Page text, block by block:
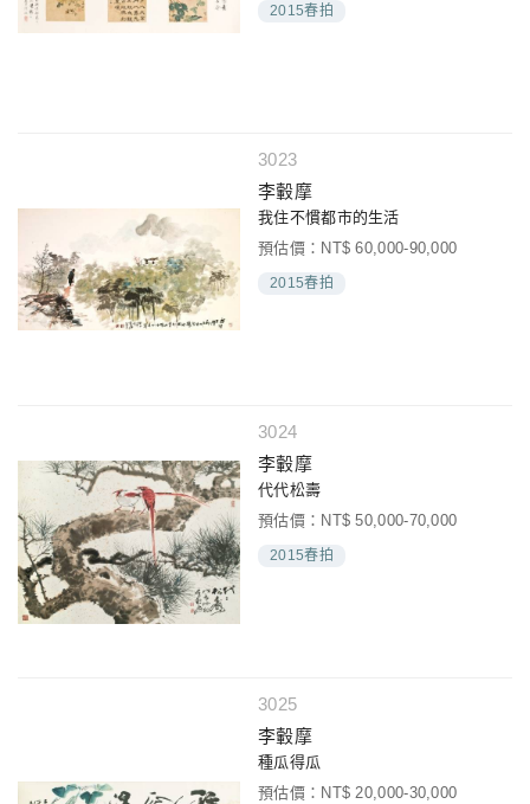
2015春拍
3023
李轂摩
我住不慣都市的生活
預估價：NT$ 60,000-90,000
2015春拍
3024
李轂摩
代代松壽
預估價：NT$ 50,000-70,000
2015春拍
3025
李轂摩
種瓜得瓜
預估價：NT$ 20,000-30,000